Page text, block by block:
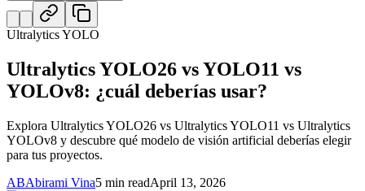
Ultralytics YOLO
Ultralytics YOLO26 vs YOLO11 vs
YOLOv8: ¿cuál deberías usar?
Explora Ultralytics YOLO26 vs Ultralytics YOLO11 vs Ultralytics
YOLOv8 y descubre qué modelo de visión artificial deberías elegir
para tus proyectos.
ABAbirami Vina5 min readApril 13, 2026